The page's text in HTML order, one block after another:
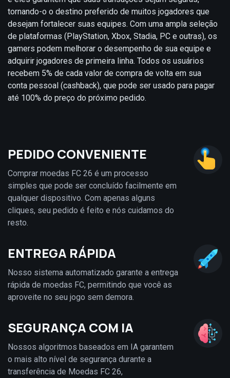
tornando-o o destino preferido de muitos jogadores que
desejam fortalecer suas equipes. Com uma ampla seleção
de plataformas (PlayStation, Xbox, Stadia, PC e outras), os
gamers podem melhorar o desempenho de sua equipe e
adquirir jogadores de primeira linha. Todos os usuários
recebem 5% de cada valor de compra de volta em sua
conta pessoal (cashback), que pode ser usado para pagar
até 100% do preço do próximo pedido.
PEDIDO CONVENIENTE
Comprar moedas FC 26 é um processo
simples que pode ser concluído facilmente em
qualquer dispositivo. Com apenas alguns
cliques, seu pedido é feito e nós cuidamos do
resto.
ENTREGA RÁPIDA
Nosso sistema automatizado garante a entrega
rápida de moedas FC, permitindo que você as
aproveite no seu jogo sem demora.
SEGURANÇA COM IA
Nossos algoritmos baseados em IA garantem
o mais alto nível de segurança durante a
transferência de Moedas FC 26,